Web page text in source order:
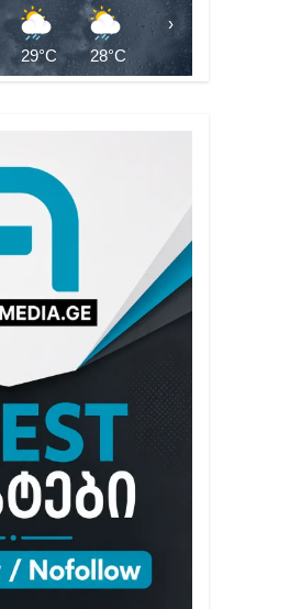
29°C 28°C 27°C
›